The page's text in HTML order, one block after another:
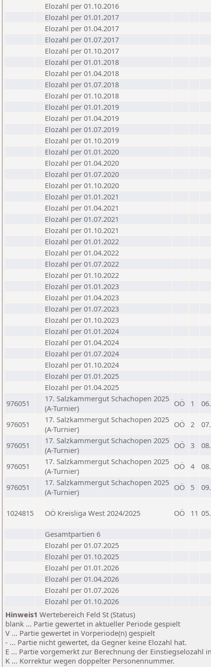
Elozahl per 01.10.2016
Elozahl per 01.01.2017
Elozahl per 01.04.2017
Elozahl per 01.07.2017
Elozahl per 01.10.2017
Elozahl per 01.01.2018
Elozahl per 01.04.2018
Elozahl per 01.07.2018
Elozahl per 01.10.2018
Elozahl per 01.01.2019
Elozahl per 01.04.2019
Elozahl per 01.07.2019
Elozahl per 01.10.2019
Elozahl per 01.01.2020
Elozahl per 01.04.2020
Elozahl per 01.07.2020
Elozahl per 01.10.2020
Elozahl per 01.01.2021
Elozahl per 01.04.2021
Elozahl per 01.07.2021
Elozahl per 01.10.2021
Elozahl per 01.01.2022
Elozahl per 01.04.2022
Elozahl per 01.07.2022
Elozahl per 01.10.2022
Elozahl per 01.01.2023
Elozahl per 01.04.2023
Elozahl per 01.07.2023
Elozahl per 01.10.2023
Elozahl per 01.01.2024
Elozahl per 01.04.2024
Elozahl per 01.07.2024
Elozahl per 01.10.2024
Elozahl per 01.01.2025
Elozahl per 01.04.2025
976051
17. Salzkammergut Schachopen 2025
(A-Turnier)
OÖ 1
976051
17. Salzkammergut Schachopen 2025
(A-Turnier)
OÖ 2
976051
17. Salzkammergut Schachopen 2025
(A-Turnier)
OÖ 3
976051
17. Salzkammergut Schachopen 2025
(A-Turnier)
OÖ 4
976051
17. Salzkammergut Schachopen 2025
(A-Turnier)
OÖ 5
1024815 OÖ Kreisliga West 2024/2025 OÖ 11
Gesamtpartien 6
Elozahl per 01.07.2025
Elozahl per 01.10.2025
Elozahl per 01.01.2026
Elozahl per 01.04.2026
Elozahl per 01.07.2026
Elozahl per 01.10.2026
Hinweis1 Wertebereich Feld St (Status)
blank ... Partie gewertet in aktueller Periode gespielt
V ... Partie gewertet in Vorperiode(n) gespielt
- ... Partie nicht gewertet, da Gegner keine Elozahl hat.
E ... Partie vorgemerkt zur Berechnung der Einstiegselozahl
K ... Korrektur wegen doppelter Personennummer.